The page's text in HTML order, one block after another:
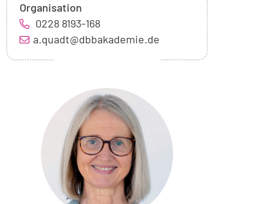
Organisation
0228 8193-168
a.quadt@dbbakademie.de
Foto
von
Lioba
Kumpf